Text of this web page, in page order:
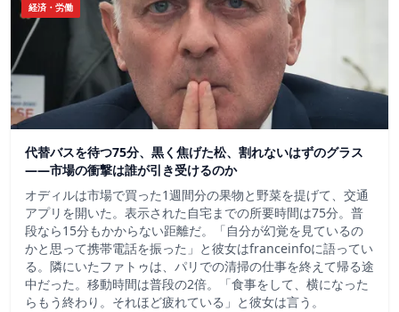
経済・労働
代替バスを待つ75分、黒く焦げた松、割れないはずのグラス
——市場の衝撃は誰が引き受けるのか
オディルは市場で買った1週間分の果物と野菜を提げて、交通
アプリを開いた。表示された自宅までの所要時間は75分。普
段なら15分もかからない距離だ。「自分が幻覚を見ているの
かと思って携帯電話を振った」と彼女はfranceinfoに語ってい
る。隣にいたファトゥは、パリでの清掃の仕事を終えて帰る途
中だった。移動時間は普段の2倍。「食事をして、横になった
らもう終わり。それほど疲れている」と彼女は言う。